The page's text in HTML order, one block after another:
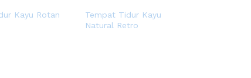
Kayu Rotan
Tempat Tidur Kayu
Natural Retro